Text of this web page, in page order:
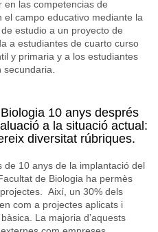
en las competencias de
el campo educativo mediante la
estudio a un proyecto de
a estudiantes de cuarto curso
y primaria y a los estudiantes
edumemorias en las aulas
10 anys després
a la situació actual:
diversitat rúbriques.
10 anys de la implantació del
de Biologia ha permès
Així, un 30% dels
com a projectes aplicats i
La majoria d’aquests